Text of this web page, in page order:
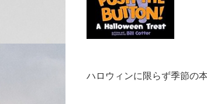
ハロウィンに限らず季節の